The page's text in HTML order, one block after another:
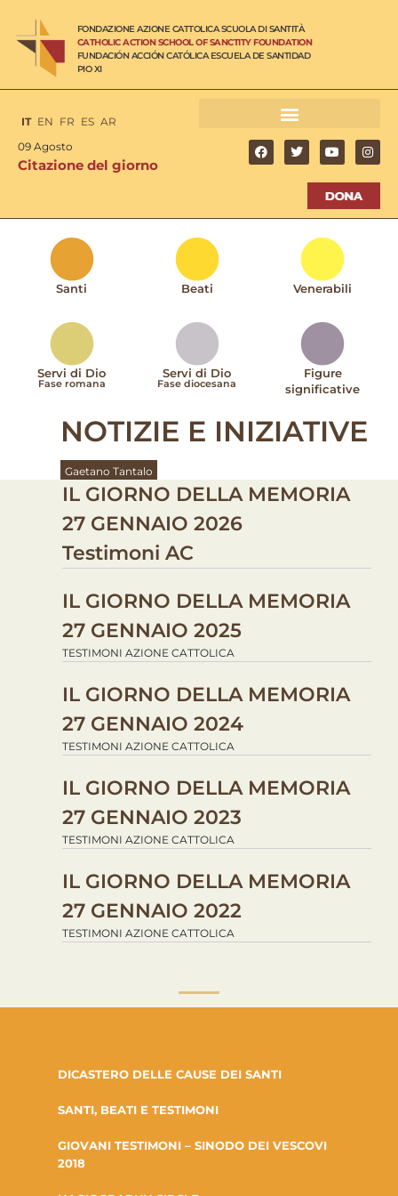
FONDAZIONE AZIONE CATTOLICA SCUOLA DI SANTITÀ
CATHOLIC ACTION SCHOOL OF SANCTITY FOUNDATION
FUNDACIÓN ACCIÓN CATÓLICA ESCUELA DE SANTIDAD
PIO XI
IT EN FR ES AR
09 Agosto
Citazione del giorno
Santi Beati Venerabili
Servi di Dio
Fase romana
Servi di Dio
Fase diocesana
Figure
significative
NOTIZIE E INIZIATIVE
Gaetano Tantalo
IL GIORNO DELLA MEMORIA
27 GENNAIO 2026
Testimoni AC
IL GIORNO DELLA MEMORIA
27 GENNAIO 2025
TESTIMONI AZIONE CATTOLICA
IL GIORNO DELLA MEMORIA
27 GENNAIO 2024
TESTIMONI AZIONE CATTOLICA
IL GIORNO DELLA MEMORIA
27 GENNAIO 2023
TESTIMONI AZIONE CATTOLICA
IL GIORNO DELLA MEMORIA
27 GENNAIO 2022
TESTIMONI AZIONE CATTOLICA
DICASTERO DELLE CAUSE DEI SANTI
SANTI, BEATI E TESTIMONI
GIOVANI TESTIMONI – SINODO DEI VESCOVI
2018